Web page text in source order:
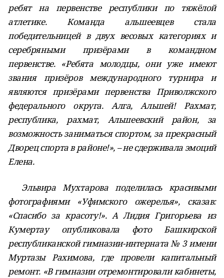
ребят на первенстве республики по тяжёлой
атлетике. Команда альшеевцев стала
победительницей в двух весовых категориях и
серебряными призёрами в командном
первенстве. «Ребята молодцы, они уже имеют
звания призёров международного турнира и
являются призёрами первенства Приволжского
федерального округа. Алга, Альшей! Рахмат,
республика, рахмат, Альшеевский район, за
возможность заниматься спортом, за прекрасный
Дворец спорта в районе!», – не сдерживала эмоций
Елена.
Эльвира Мухтарова поделилась красивыми
фотографиями «Уфимского ожерелья», сказав:
«Спасибо за красоту!». А Лидия Григорьева из
Кумертау опубликовала фото Башкирской
республиканской гимназии-интерната № 3 имени
Муртазы Рахимова, где провели капитальный
ремонт. «В гимназии отремонтировали кабинеты,